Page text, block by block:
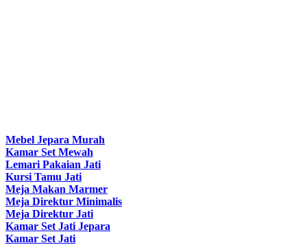
Mebel Jepara Murah
Kamar Set Mewah
Lemari Pakaian Jati
Kursi Tamu Jati
Meja Makan Marmer
Meja Direktur Minimalis
Meja Direktur Jati
Kamar Set Jati Jepara
Kamar Set Jati